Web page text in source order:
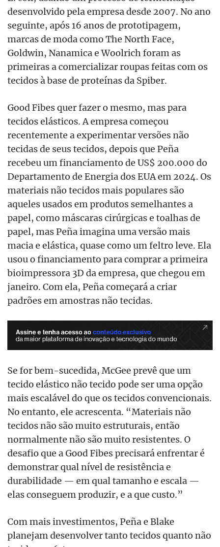
desenvolvido pela empresa desde 2007. No ano
seguinte, após 16 anos de prototipagem,
marcas de moda como The North Face,
Goldwin, Nanamica e Woolrich foram as
primeiras a comercializar roupas feitas com os
tecidos à base de proteínas da Spiber.
Good Fibes quer fazer o mesmo, mas para
tecidos elásticos. A empresa começou
recentemente a experimentar versões não
tecidas de seus tecidos, depois que Peña
recebeu um financiamento de US$ 200.000 do
Departamento de Energia dos EUA em 2024. Os
materiais não tecidos mais populares são
aqueles usados em produtos semelhantes a
papel, como máscaras cirúrgicas e toalhas de
papel, mas Peña imagina uma versão mais
macia e elástica, quase como um feltro leve. Ela
usou o financiamento para comprar a primeira
bioimpressora 3D da empresa, que chegou em
janeiro. Com ela, Peña começará a criar
padrões em amostras não tecidas.
Se for bem-sucedida, McGee prevê que um
tecido elástico não tecido pode ser uma opção
mais escalável do que os tecidos convencionais.
No entanto, ele acrescenta. “Materiais não
tecidos não são muito estruturais, então
normalmente não são muito resistentes. O
desafio que a Good Fibes precisará enfrentar é
demonstrar qual nível de resistência e
durabilidade — em qual tamanho e escala —
elas conseguem produzir, e a que custo.”
Com mais investimentos, Peña e Blake
planejam desenvolver tanto tecidos quanto não